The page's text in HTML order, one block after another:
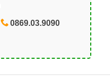
0869.03.9090